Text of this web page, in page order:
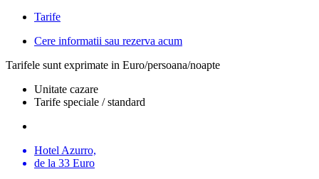
Tarife
Cere informatii sau rezerva acum
Tarifele sunt exprimate in Euro/persoana/noapte
Unitate cazare
Tarife speciale / standard
Hotel Azurro,
de la 33 Euro